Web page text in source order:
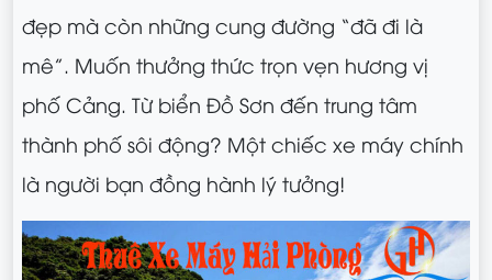
đẹp mà còn những cung đường “đã đi là
mê”. Muốn thưởng thức trọn vẹn hương vị
phố Cảng. Từ biển Đồ Sơn đến trung tâm
thành phố sôi động? Một chiếc xe máy chính
là người bạn đồng hành lý tưởng!